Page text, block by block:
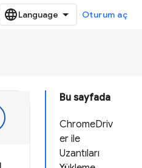
Oturum aç
Bu sayfada
ChromeDriv
er ile
Uzantıları